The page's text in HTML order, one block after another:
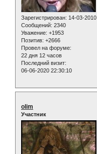
Зарегистрирован: 14-03-2010
Сообщений: 2340
Уважение: +1953
Позитив: +2666
Провел на форуме:
22 дня 12 часов
Последний визит:
06-06-2020 22:30:10
olim
Участник